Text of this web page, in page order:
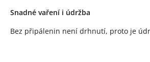
Snadné vaření i údržba
Bez připálenin není drhnutí, proto je